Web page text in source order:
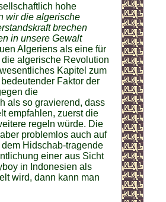
hohe
wir die algerische
brechen
in unsere Gewalt
Algeriens als eine für
algerische Revolution
Kapitel zum
Faktor der
die
als so gravierend, dass
empfahlen, zuerst die
regeln würde. Die
problemlos auch auf
Hidschab-tragende
einer aus Sicht
in Indonesien als
wird, dann kann man